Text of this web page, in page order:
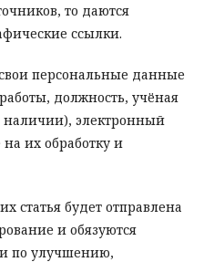
то даются
ссылки.
персональные данные
должность, учёная
наличии), электронный
их обработку и
статья будет отправлена
и обязуются
по улучшению,